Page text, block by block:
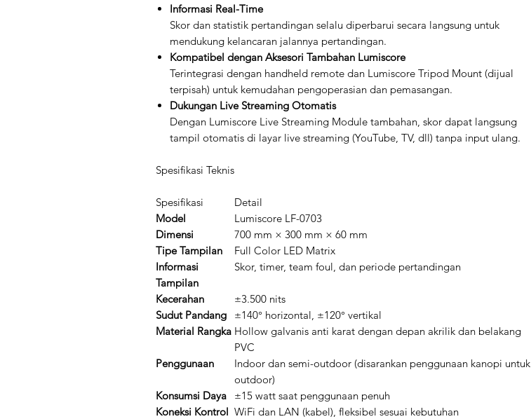
Informasi Real-Time
Skor dan statistik pertandingan selalu diperbarui secara langsung untuk
mendukung kelancaran jalannya pertandingan.
Kompatibel dengan Aksesori Tambahan Lumiscore
Terintegrasi dengan handheld remote dan Lumiscore Tripod Mount (dijual
terpisah) untuk kemudahan pengoperasian dan pemasangan.
Dukungan Live Streaming Otomatis
Dengan Lumiscore Live Streaming Module tambahan, skor dapat langsung
tampil otomatis di layar live streaming (YouTube, TV, dll) tanpa input ulang.
Spesifikasi Teknis
Spesifikasi
Detail
Model
Lumiscore LF-0703
Dimensi
700 mm × 300 mm × 60 mm
Tipe Tampilan
Full Color LED Matrix
Informasi
Tampilan
Skor, timer, team foul, dan periode pertandingan
Kecerahan
±3.500 nits
Sudut Pandang
±140° horizontal, ±120° vertikal
Material Rangka Hollow galvanis anti karat dengan depan akrilik dan belakang
PVC
Penggunaan
Indoor dan semi-outdoor (disarankan penggunaan kanopi untuk
outdoor)
Konsumsi Daya
±15 watt saat penggunaan penuh
Koneksi Kontrol WiFi dan LAN (kabel), fleksibel sesuai kebutuhan